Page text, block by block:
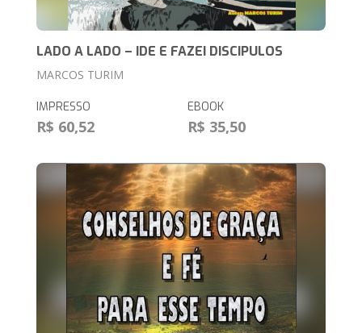
LADO A LADO – IDE E FAZEI DISCIPULOS
MARCOS TURIM
IMPRESSO
R$ 60,52
EBOOK
R$ 35,50